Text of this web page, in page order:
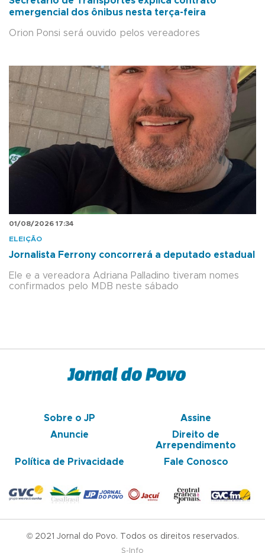
emergencial dos ônibus nesta terça-feira
Orion Ponsi será ouvido pelos vereadores
01/08/2026 17:34
ELEIÇÃO
Jornalista Ferrony concorrerá a deputado estadual
Ele e a vereadora Adriana Palladino tiveram nomes
confirmados pelo MDB neste sábado
Sobre o JP
Assine
Anuncie
Direito de
Arrependimento
Política de Privacidade
Fale Conosco
© 2021 Jornal do Povo. Todos os direitos reservados.
S-Info